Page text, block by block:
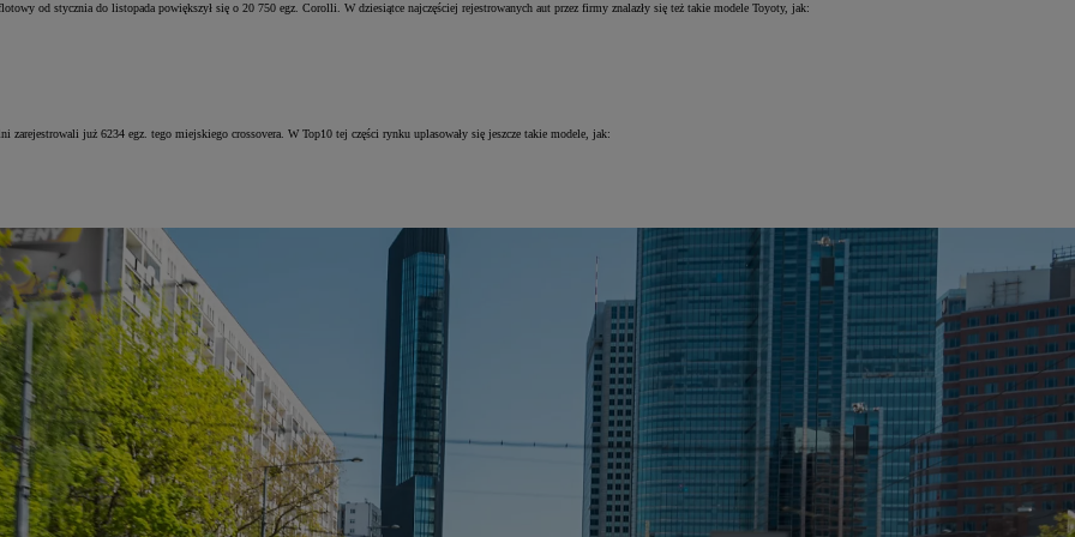
od stycznia do listopada powiększył się o 20 750 egz. Corolli. W dziesiątce najczęściej rejestrowanych aut przez firmy znalazły się też takie modele Toyoty, jak:
już 6234 egz. tego miejskiego crossovera. W Top10 tej części rynku uplasowały się jeszcze takie modele, jak: